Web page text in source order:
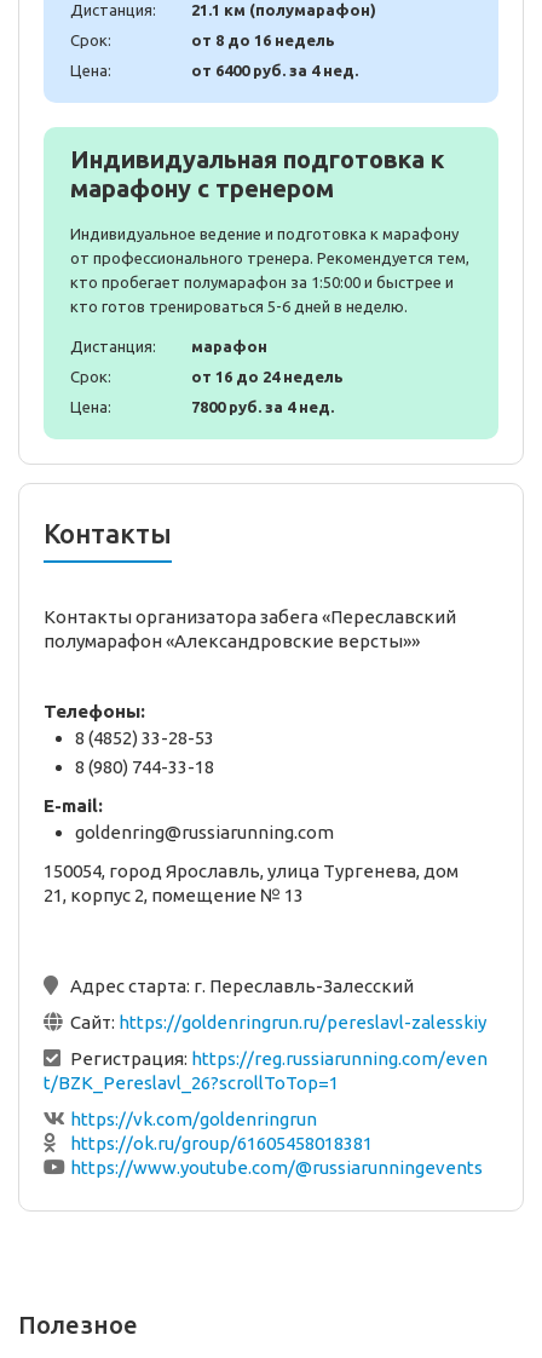
Дистанция:
21.1 км (полумарафон)
Срок:
от 8 до 16 недель
Цена:
от 6400 руб. за 4 нед.
Индивидуальная подготовка к
марафону с тренером
Индивидуальное ведение и подготовка к марафону
от профессионального тренера. Рекомендуется тем,
кто пробегает полумарафон за 1:50:00 и быстрее и
кто готов тренироваться 5-6 дней в неделю.
Дистанция:
марафон
Срок:
от 16 до 24 недель
Цена:
7800 руб. за 4 нед.
Контакты
Контакты организатора забега «Переславский
полумарафон «Александровские версты»»
Телефоны:
8 (4852) 33-28-53
8 (980) 744-33-18
E-mail:
goldenring@russiarunning.com
150054, город Ярославль, улица Тургенева, дом
21, корпус 2, помещение № 13
Адрес старта: г. Переславль-Залесский
Сайт: https://goldenringrun.ru/pereslavl-zalesskiy
Регистрация: https://reg.russiarunning.com/even
t/BZK_Pereslavl_26?scrollToTop=1
https://vk.com/goldenringrun
https://ok.ru/group/61605458018381
https://www.youtube.com/@russiarunningevents
Полезное